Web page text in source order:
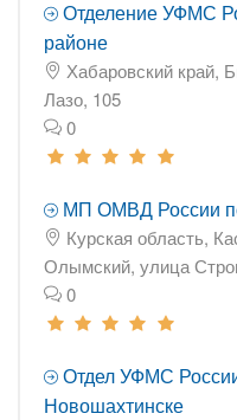
Отделение УФМС
районе
Хабаровский край,
Лазо, 105
0
МП ОМВД России
Курская область,
Олымский, улица
0
Отдел УФМС
Новошахтинске